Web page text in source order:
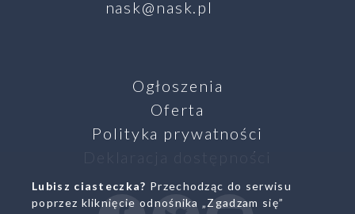
SZUKAJ
nask@nask.pl
Ogłoszenia
Oferta
Polityka prywatności
Deklaracja dostępności
FacebookTwitterYoutube
Lubisz ciasteczka? Przechodząc do serwisu
poprzez kliknięcie odnośnika „Zgadzam się”